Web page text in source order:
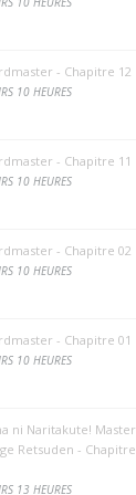
- Chapitre 12
10 HEURES
- Chapitre 11
10 HEURES
- Chapitre 02
10 HEURES
- Chapitre 01
10 HEURES
ni Naritakute! Master
Retsuden - Chapitre
13 HEURES